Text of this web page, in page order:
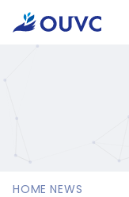
HOME NEWS